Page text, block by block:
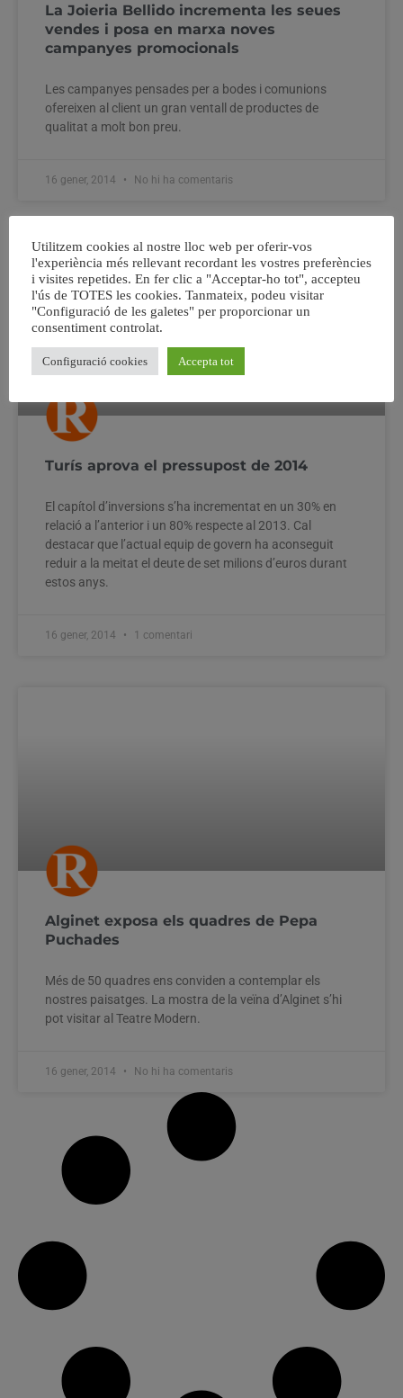
La Joieria Bellido incrementa les seues
vendes i posa en marxa noves
campanyes promocionals
Les campanyes pensades per a bodes i comunions
ofereixen al client un gran ventall de productes de
qualitat a molt bon preu.
16 gener, 2014 No hi ha comentaris
Turís aprova el pressupost de 2014
El capítol d’inversions s’ha incrementat en un 30% en
relació a l’anterior i un 80% respecte al 2013. Cal
destacar que l’actual equip de govern ha aconseguit
reduir a la meitat el deute de set milions d’euros durant
estos anys.
16 gener, 2014 1 comentari
Alginet exposa els quadres de Pepa
Puchades
Més de 50 quadres ens conviden a contemplar els
nostres paisatges. La mostra de la veïna d’Alginet s’hi
pot visitar al Teatre Modern.
16 gener, 2014 No hi ha comentaris
Utilitzem cookies al nostre lloc web per oferir-vos
l'experiència més rellevant recordant les vostres preferències
i visites repetides. En fer clic a "Acceptar-ho tot", accepteu
l'ús de TOTES les cookies. Tanmateix, podeu visitar
"Configuració de les galetes" per proporcionar un
consentiment controlat.
Configuració cookies Accepta tot